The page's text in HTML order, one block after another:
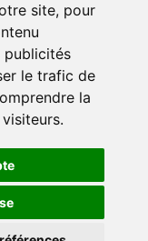
site, pour
publicités
le trafic de
la
- 2026